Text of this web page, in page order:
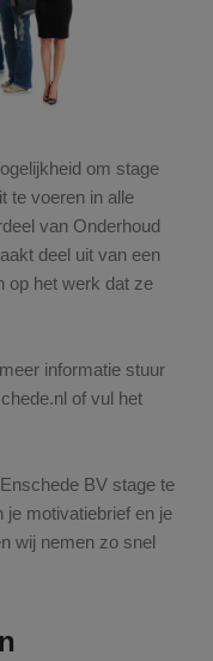
om stage
te voeren in alle
van Onderhoud
deel uit van een
op het werk dat ze
informatie stuur
of vul het
BV stage te
je motivatiebrief en je
wij nemen zo snel